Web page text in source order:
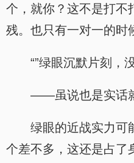
个，就你？这不是打不
残。也只有一对一的时
“”绿眼沉默片刻，
——虽说也是实话
绿眼的近战实力可
个差不多，这还是占了